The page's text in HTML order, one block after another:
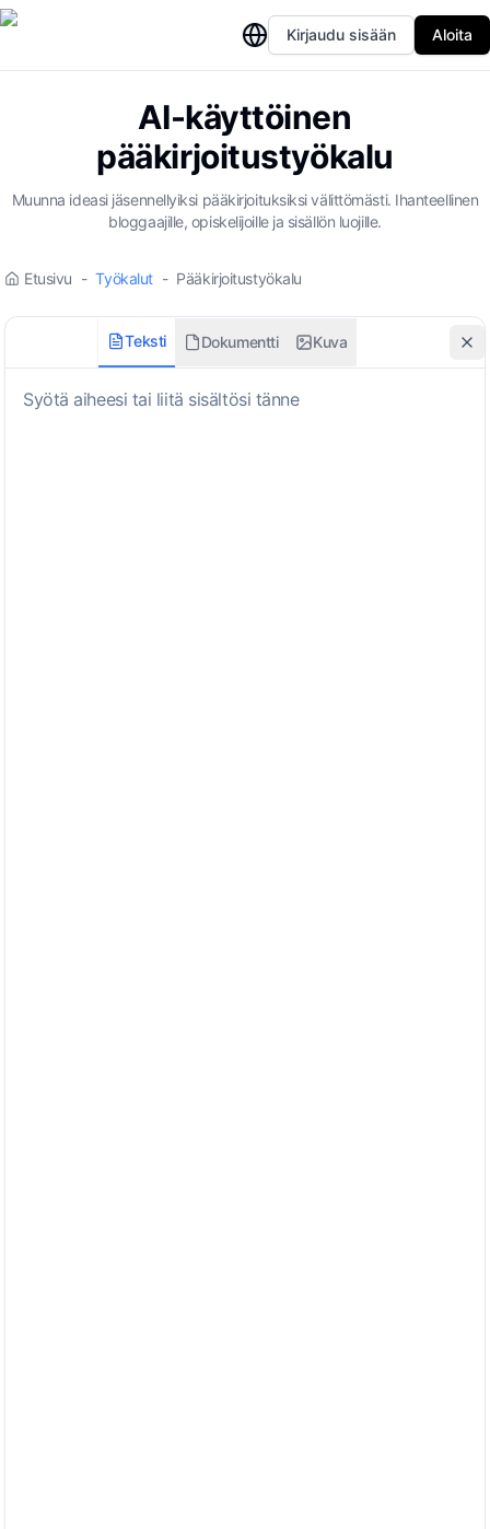
Kirjaudu sisään Aloita
AI-käyttöinen
pääkirjoitustyökalu
Muunna ideasi jäsennellyiksi pääkirjoituksiksi välittömästi. Ihanteellinen
bloggaajille, opiskelijoille ja sisällön luojille.
Etusivu - Työkalut - Pääkirjoitustyökalu
Teksti Dokumentti Kuva